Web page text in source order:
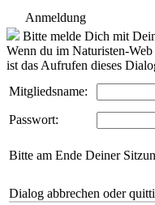
Anmeldung
Bitte melde Dich mit
Wenn du im Naturisten-
ist das Aufrufen dieses
Mitgliedsname:
Passwort:
Bitte am Ende Deiner
Dialog abbrechen oder